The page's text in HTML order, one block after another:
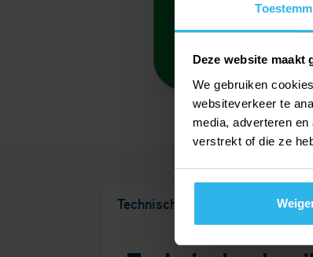
Deze website maakt
We gebruiken
websiteverkeer te
media, adverteren
verstrekt of die ze
Technische details